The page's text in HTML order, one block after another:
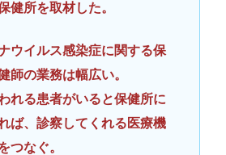
健所を取材した。
ウイルス感染症に関する保
師の業務は幅広い。
れる患者がいると保健所に
ば、診察してくれる医療機
つなぐ。